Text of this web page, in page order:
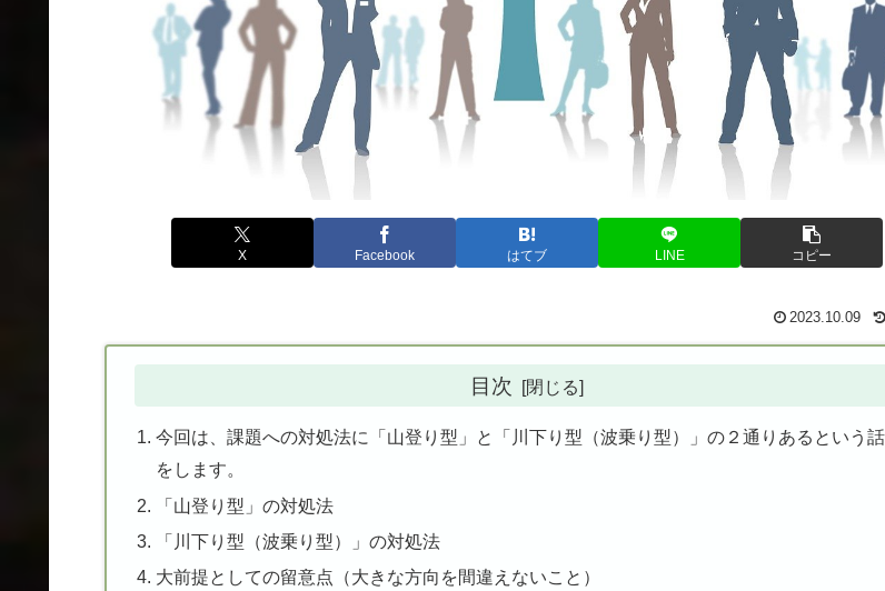
X Facebook はてブ LINE コピー
2023.10.09
目次
今回は、課題への対処法に「山登り型」と「川下り型（波乗り型）」の２通りあるという
をします。
「山登り型」の対処法
「川下り型（波乗り型）」の対処法
大前提としての留意点（大きな方向を間違えないこと）